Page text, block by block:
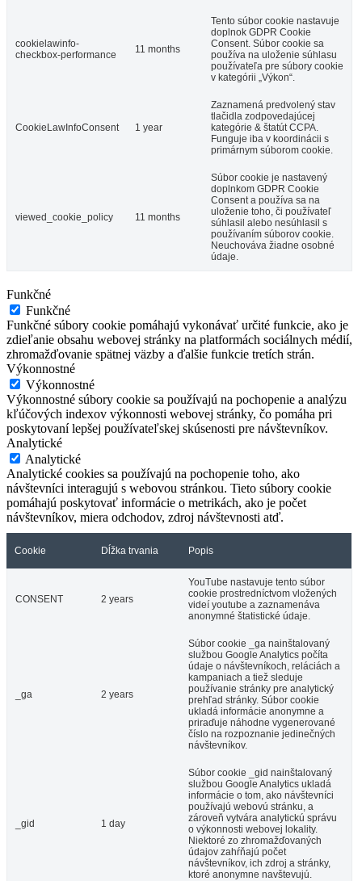
cookielawinfo-
checkbox-performance
11 months
Tento súbor cookie nastavuje
doplnok GDPR Cookie
Consent. Súbor cookie sa
používa na uloženie súhlasu
používateľa pre súbory cookie
v kategórii „Výkon“.
CookieLawInfoConsent 1 year
Zaznamená predvolený stav
tlačidla zodpovedajúcej
kategórie & štatút CCPA.
Funguje iba v koordinácii s
primárnym súborom cookie.
viewed_cookie_policy 11 months
Súbor cookie je nastavený
doplnkom GDPR Cookie
Consent a používa sa na
uloženie toho, či používateľ
súhlasil alebo nesúhlasil s
používaním súborov cookie.
Neuchováva žiadne osobné
údaje.
Funkčné
Funkčné
Funkčné súbory cookie pomáhajú vykonávať určité funkcie, ako je
zdieľanie obsahu webovej stránky na platformách sociálnych médií,
zhromažďovanie spätnej väzby a ďalšie funkcie tretích strán.
Výkonnostné
Výkonnostné
Výkonnostné súbory cookie sa používajú na pochopenie a analýzu
kľúčových indexov výkonnosti webovej stránky, čo pomáha pri
poskytovaní lepšej používateľskej skúsenosti pre návštevníkov.
Analytické
Analytické
Analytické cookies sa používajú na pochopenie toho, ako
návštevníci interagujú s webovou stránkou. Tieto súbory cookie
pomáhajú poskytovať informácie o metrikách, ako je počet
návštevníkov, miera odchodov, zdroj návštevnosti atď.
Cookie Dĺžka trvania Popis
CONSENT 2 years
YouTube nastavuje tento súbor
cookie prostredníctvom vložených
videí youtube a zaznamenáva
anonymné štatistické údaje.
_ga 2 years
Súbor cookie _ga nainštalovaný
službou Google Analytics počíta
údaje o návštevníkoch, reláciách a
kampaniach a tiež sleduje
používanie stránky pre analytický
prehľad stránky. Súbor cookie
ukladá informácie anonymne a
priraďuje náhodne vygenerované
číslo na rozpoznanie jedinečných
návštevníkov.
_gid 1 day
Súbor cookie _gid nainštalovaný
službou Google Analytics ukladá
informácie o tom, ako návštevníci
používajú webovú stránku, a
zároveň vytvára analytickú správu
o výkonnosti webovej lokality.
Niektoré zo zhromažďovaných
údajov zahŕňajú počet
návštevníkov, ich zdroj a stránky,
ktoré anonymne navštevujú.